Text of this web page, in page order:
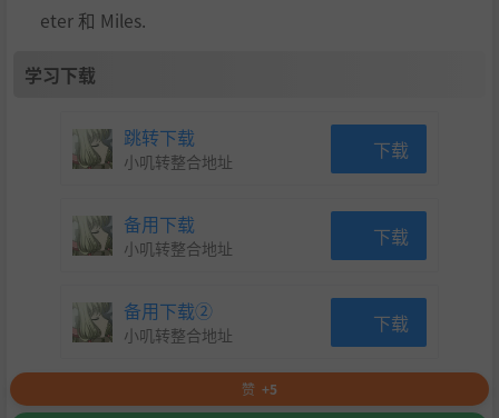
eter 和 Miles.
学习下载
跳转下载
小叽转整合地址 下载
备用下载
小叽转整合地址 下载
备用下载②
小叽转整合地址 下载
赞 +5